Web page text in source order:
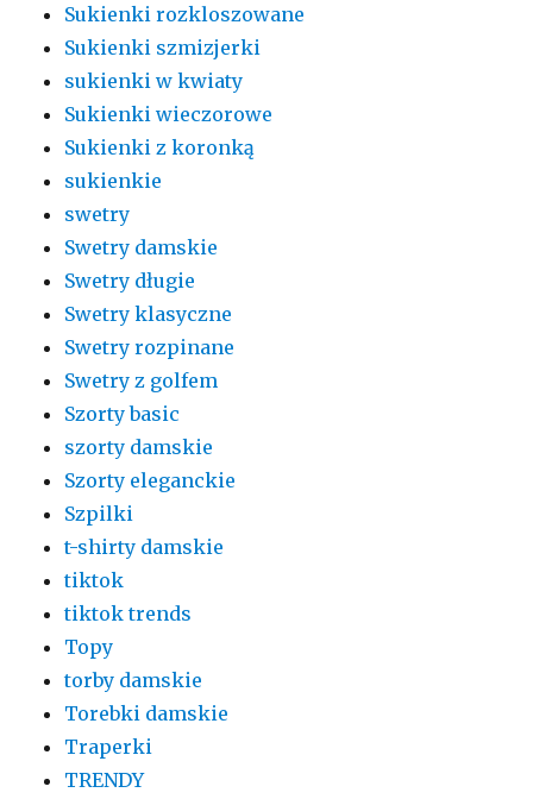
Sukienki rozkloszowane
Sukienki szmizjerki
sukienki w kwiaty
Sukienki wieczorowe
Sukienki z koronką
sukienkie
swetry
Swetry damskie
Swetry długie
Swetry klasyczne
Swetry rozpinane
Swetry z golfem
Szorty basic
szorty damskie
Szorty eleganckie
Szpilki
t-shirty damskie
tiktok
tiktok trends
Topy
torby damskie
Torebki damskie
Traperki
TRENDY